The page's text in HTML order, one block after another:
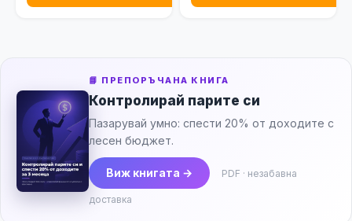
📘 ПРЕПОРЪЧАНА КНИГА
Контролирай парите си
Пазарувай умно: спести 20% от доходите с
лесен бюджет.
Виж книгата → PDF · незабавна
доставка